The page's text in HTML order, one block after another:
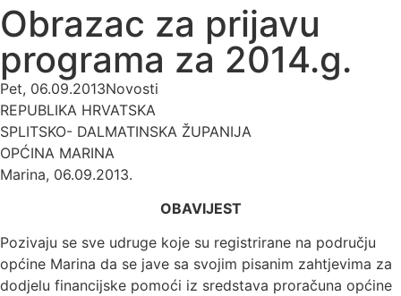
Obrazac za prijavu
programa za 2014.g.
Pet, 06.09.2013Novosti
REPUBLIKA HRVATSKA
SPLITSKO- DALMATINSKA ŽUPANIJA
OPĆINA MARINA
Marina, 06.09.2013.
OBAVIJEST
Pozivaju se sve udruge koje su registrirane na području
općine Marina da se jave sa svojim pisanim zahtjevima za
dodjelu financijske pomoći iz sredstava proračuna općine